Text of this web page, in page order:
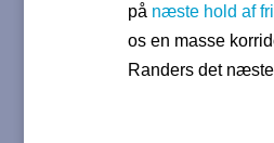
på næste hold af
os en masse
Randers det